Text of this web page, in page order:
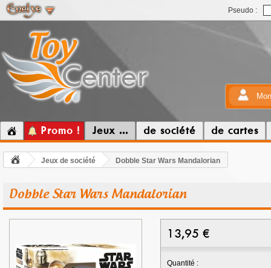
Pseudo :
Promo ! Jeux ... de société de cartes
Jeux de société Dobble Star Wars Mandalorian
Dobble Star Wars Mandalorian
13,95 €
Quantité :